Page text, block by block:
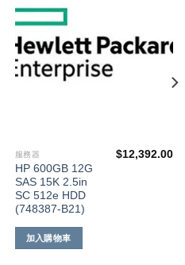
服務器
HP 600GB 12G
SAS 15K 2.5in
SC 512e HDD
(748387-B21)
$12,392.00
加入購物車